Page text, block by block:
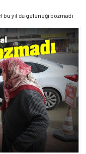
bu yıl da geleneği bozmadı